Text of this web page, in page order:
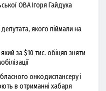
ОВА Ігоря Гайдука
якого піймали на
за $10 тис. обіцяв зняти
онкодиспансеру і
в отриманні хабаря